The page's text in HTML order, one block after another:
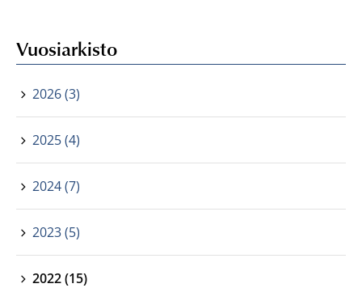
Vuosiarkisto
2026 (3)
2025 (4)
2024 (7)
2023 (5)
2022 (15)